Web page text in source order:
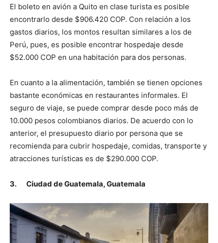
El boleto en avión a Quito en clase turista es posible
encontrarlo desde $906.420 COP. Con relación a los
gastos diarios, los montos resultan similares a los de
Perú, pues, es posible encontrar hospedaje desde
$52.000 COP en una habitación para dos personas.
En cuanto a la alimentación, también se tienen opciones
bastante económicas en restaurantes informales. El
seguro de viaje, se puede comprar desde poco más de
10.000 pesos colombianos diarios. De acuerdo con lo
anterior, el presupuesto diario por persona que se
recomienda para cubrir hospedaje, comidas, transporte y
atracciones turísticas es de $290.000 COP.
3. Ciudad de Guatemala, Guatemala